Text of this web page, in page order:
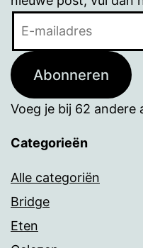
Abonneren
Voeg je bij 62 andere
Categorieën
Alle categoriën
Bridge
Eten